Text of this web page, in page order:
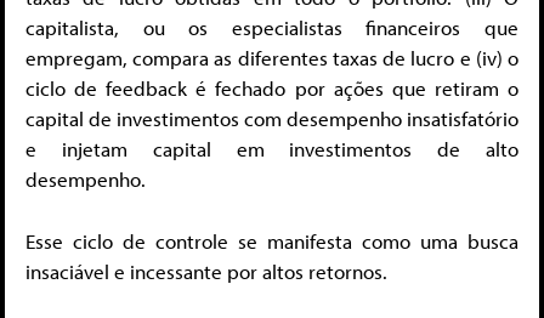
capitalista, ou os especialistas financeiros que
empregam, compara as diferentes taxas de lucro e (iv) o
ciclo de feedback é fechado por ações que retiram o
capital de investimentos com desempenho insatisfatório
e injetam capital em investimentos de alto
desempenho.
Esse ciclo de controle se manifesta como uma busca
insaciável e incessante por altos retornos.